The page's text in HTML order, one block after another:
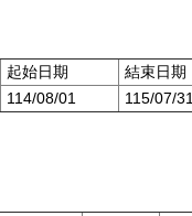
起始日期 結束日期
114/08/01 115/07/31